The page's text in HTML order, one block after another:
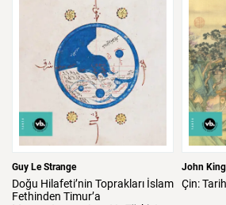
Guy Le Strange
Doğu Hilafeti’nin Toprakları İslam
Fethinden Timur’a
John
Çin: